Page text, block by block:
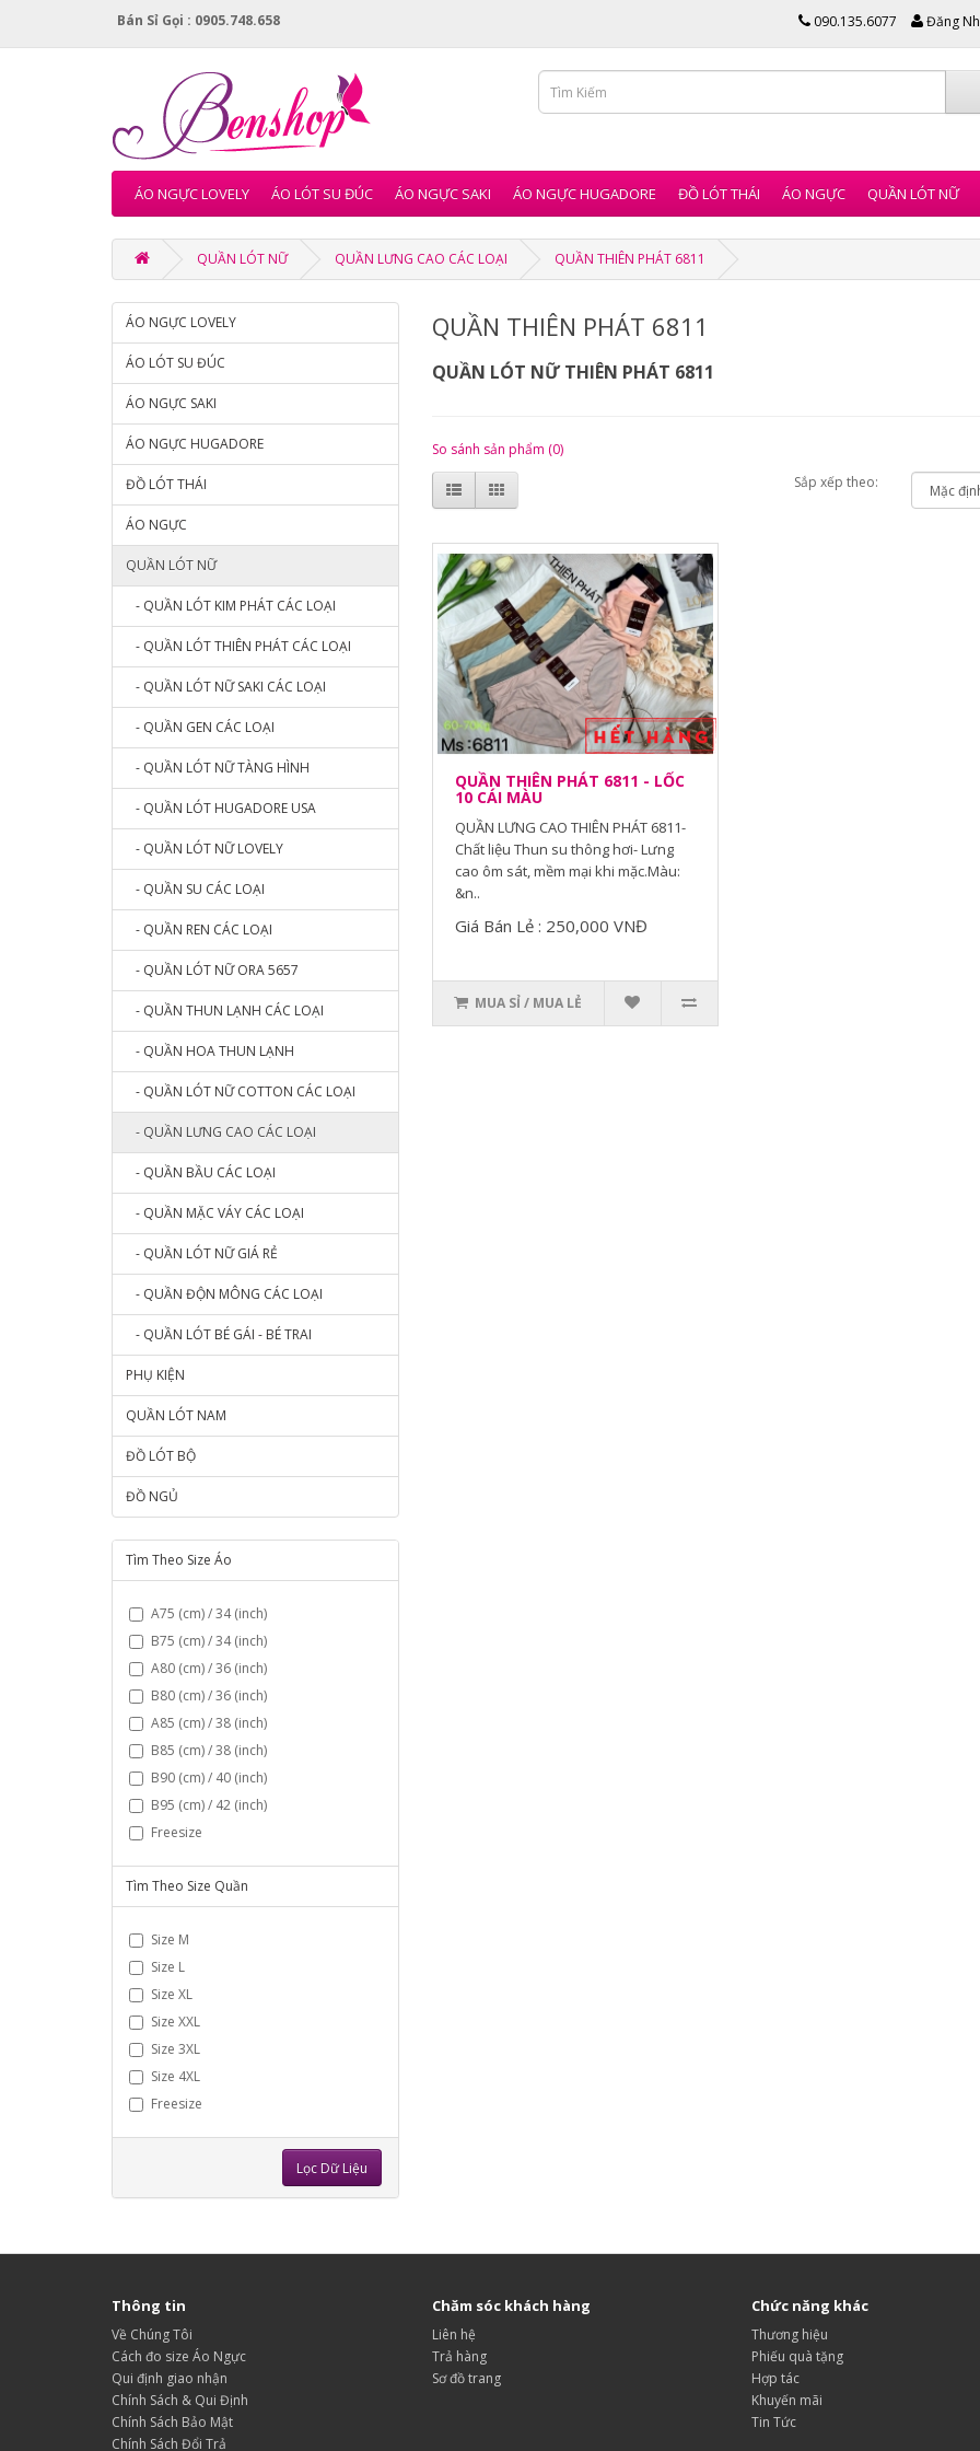
Bán Sỉ Gọi : 0905.748.658 090.135.6077 Đăng
ÁO NGỰC LOVELY ÁO LÓT SU ĐÚC ÁO NGỰC SAKI ÁO NGỰC HUGADORE ĐỒ LÓT THÁI ÁO NGỰC QUẦN LÓT NỮ
QUẦN LÓT NỮ QUẦN LƯNG CAO CÁC LOẠI QUẦN THIÊN PHÁT 6811
ÁO NGỰC LOVELY
ÁO LÓT SU ĐÚC
ÁO NGỰC SAKI
ÁO NGỰC HUGADORE
ĐỒ LÓT THÁI
ÁO NGỰC
QUẦN LÓT NỮ
- QUẦN LÓT KIM PHÁT CÁC LOẠI
- QUẦN LÓT THIÊN PHÁT CÁC LOẠI
- QUẦN LÓT NỮ SAKI CÁC LOẠI
- QUẦN GEN CÁC LOẠI
- QUẦN LÓT NỮ TÀNG HÌNH
- QUẦN LÓT HUGADORE USA
- QUẦN LÓT NỮ LOVELY
- QUẦN SU CÁC LOẠI
- QUẦN REN CÁC LOẠI
- QUẦN LÓT NỮ ORA 5657
- QUẦN THUN LẠNH CÁC LOẠI
- QUẦN HOA THUN LẠNH
- QUẦN LÓT NỮ COTTON CÁC LOẠI
- QUẦN LƯNG CAO CÁC LOẠI
- QUẦN BẦU CÁC LOẠI
- QUẦN MẶC VÁY CÁC LOẠI
- QUẦN LÓT NỮ GIÁ RẺ
- QUẦN ĐỘN MÔNG CÁC LOẠI
- QUẦN LÓT BÉ GÁI - BÉ TRAI
PHỤ KIỆN
QUẦN LÓT NAM
ĐỒ LÓT BỘ
ĐỒ NGỦ
Tìm Theo Size Áo
A75 (cm) / 34 (inch)
B75 (cm) / 34 (inch)
A80 (cm) / 36 (inch)
B80 (cm) / 36 (inch)
A85 (cm) / 38 (inch)
B85 (cm) / 38 (inch)
B90 (cm) / 40 (inch)
B95 (cm) / 42 (inch)
Freesize
Tìm Theo Size Quần
Size M
Size L
Size XL
Size XXL
Size 3XL
Size 4XL
Freesize
Lọc Dữ Liệu
QUẦN THIÊN PHÁT 6811
QUẦN LÓT NỮ THIÊN PHÁT 6811
So sánh sản phẩm (0)
Sắp xếp theo:
QUẦN THIÊN PHÁT 6811 - LỐC
10 CÁI MÀU
QUẦN LƯNG CAO THIÊN PHÁT 6811-
Chất liệu Thun su thông hơi- Lưng
cao ôm sát, mềm mại khi mặc.Màu:
&n..
Giá Bán Lẻ : 250,000 VNĐ
MUA SỈ / MUA LẺ
Thông tin
Về Chúng Tôi
Cách đo size Áo Ngực
Qui định giao nhận
Chính Sách & Qui Định
Chính Sách Bảo Mật
Chính Sách Đổi Trả
Chăm sóc khách hàng
Liên hệ
Trả hàng
Sơ đồ trang
Chức năng khác
Thương hiệu
Phiếu quà tặng
Hợp tác
Khuyến mãi
Tin Tức